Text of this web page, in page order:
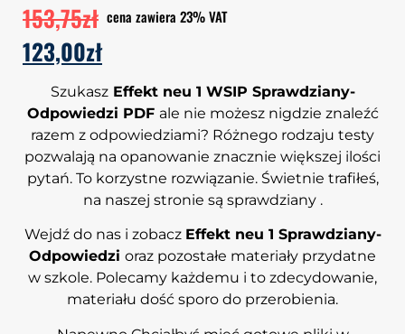
153,75zł
123,00zł
cena zawiera 23% VAT
SzukaszEffekt neu 1 WSIP Sprawdziany-
Odpowiedzi PDF ale nie możesz nigdzie znaleźć
razem z odpowiedziami? Różnego rodzaju testy
pozwalają na opanowanie znacznie większej ilości
pytań. To korzystne rozwiązanie. Świetnie trafiłeś,
na naszej stronie są sprawdziany .
Wejdź do nas i zobacz Effekt neu 1 Sprawdziany-
Odpowiedzi oraz pozostałe materiały przydatne
w szkole. Polecamy każdemu i to zdecydowanie,
materiału dość sporo do przerobienia.